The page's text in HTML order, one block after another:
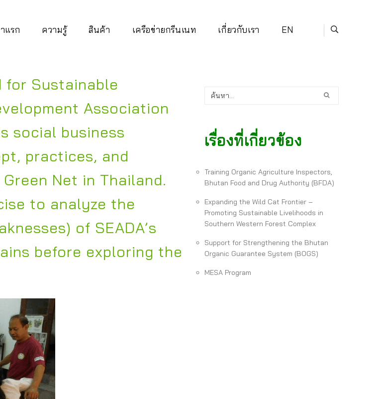
แรก ความรู้ สินค้า เครือข่ายกรีนเนท เกี่ยวกับเรา EN
for Sustainable
Association
social business
practices, and
Net in Thailand.
to analyze the
of SEADA’s
before exploring the
เรื่องที่เกี่ยวข้อง
Training Organic Agriculture Inspectors,
Bhutan Food and Drug Authority (BFDA)
Expanding the Wild Cat Frontier –
Promoting Sustainable Livelihoods in
Southern Western Forest Complex
Support for Strengthening the Bhutan
Organic Guarantee System (BOGS)
MESA Program